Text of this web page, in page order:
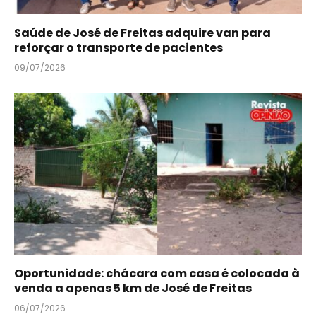
Saúde de José de Freitas adquire van para
reforçar o transporte de pacientes
09/07/2026
Oportunidade: chácara com casa é colocada à
venda a apenas 5 km de José de Freitas
06/07/2026